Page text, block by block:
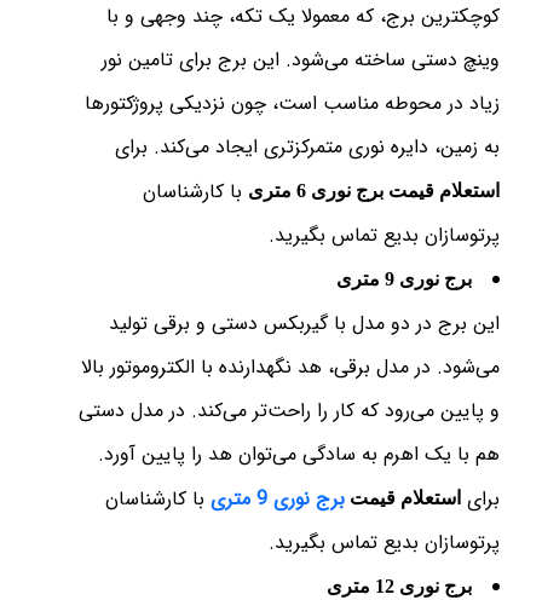
کوچکترین برج، که معمولا یک تکه، چند وجهی و با
وینچ دستی ساخته می‌شود. این برج برای تامین نور
زیاد در محوطه مناسب است، چون نزدیکی پروژکتورها
به زمین، دایره نوری متمرکزتری ایجاد می‌کند. برای
استعلام قیمت برج نوری 6 متری
با کارشناسان
پرتوسازان بدیع تماس بگیرید.
برج نوری 9 متری
این برج در دو مدل با گیربکس دستی و برقی تولید
می‌شود. در مدل برقی، هد نگهدارنده با الکتروموتور بالا
و پایین می‌رود که کار را راحت‌تر می‌کند. در مدل دستی
هم با یک اهرم به سادگی می‌توان هد را پایین آورد.
برای استعلام قیمت برج نوری 9 متری
با کارشناسان
پرتوسازان بدیع تماس بگیرید.
برج نوری 12 متری